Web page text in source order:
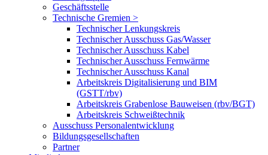
Geschäftsstelle
Technische Gremien >
Technischer Lenkungskreis
Technischer Ausschuss Gas/Wasser
Technischer Ausschuss Kabel
Technischer Ausschuss Fernwärme
Technischer Ausschuss Kanal
Arbeitskreis Digitalisierung und BIM
(GSTT/rbv)
Arbeitskreis Grabenlose Bauweisen (rbv/BGT)
Arbeitskreis Schweißtechnik
Ausschuss Personalentwicklung
Bildungsgesellschaften
Partner